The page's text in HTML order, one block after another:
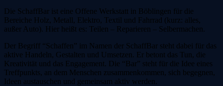
Die SchaffBar ist eine Offene Werkstatt in Böblingen für die
Bereiche Holz, Metall, Elektro, Textil und Fahrrad (kurz: alles,
außer Auto). Hier heißt es: Teilen – Reparieren – Selbermachen.
Der Begriff “Schaffen” im Namen der SchaffBar steht dabei für das
aktive Handeln, Gestalten und Umsetzen. Er betont das Tun, die
Kreativität und das Engagement. Die “Bar” steht für die Idee eines
Treffpunkts, an dem Menschen zusammenkommen, sich begegnen,
Ideen austauschen und gemeinsam aktiv werden.